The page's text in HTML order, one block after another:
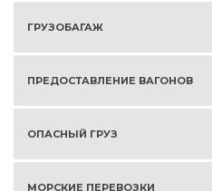
ГРУЗОБАГАЖ
ПРЕДОСТАВЛЕНИЕ ВАГОНОВ
ОПАСНЫЙ ГРУЗ
МОРСКИЕ ПЕРЕВОЗКИ